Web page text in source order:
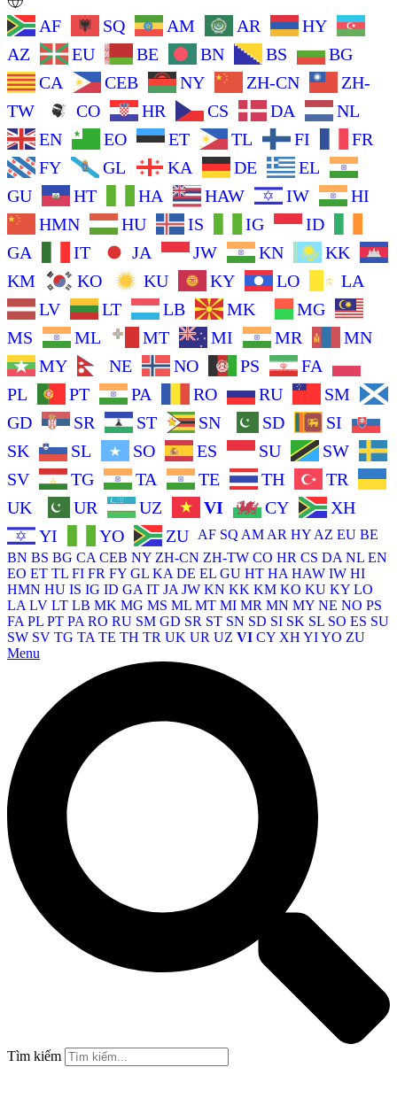
AF SQ AM AR
HY
AZ
EU BE BN BS
BG
CA
CEB NY ZH-CN
ZH-
TW
CO HR CS DA
NL
EN
EO ET TL FI
FR
FY
GL KA DE
EL
GU
HT HA HAW IW
HI
HMN
HU IS IG
ID
GA
IT JA JW KN
KK
KM
KO KU KY LO
LA
LV
LT LB MK
MG
MS
ML MT MI MR
MN
MY
NE NO PS
FA
PL
PT PA RO RU
SM
GD
SR ST SN SD
SI
SK
SL SO ES SU
SW
SV
TG TA TE TH
TR
UK
UR UZ VI CY
XH
YI
YO ZU AF SQ AM AR HY AZ EU BE
BN BS BG CA CEB NY ZH-CN ZH-TW CO HR CS DA NL EN
EO ET TL FI FR FY GL KA DE EL GU HT HA HAW IW HI
HMN HU IS IG ID GA IT JA JW KN KK KM KO KU KY LO
LA LV LT LB MK MG MS ML MT MI MR MN MY NE NO PS
FA PL PT PA RO RU SM GD SR ST SN SD SI SK SL SO ES SU
SW SV TG TA TE TH TR UK UR UZ VI CY XH YIYO ZU
Menu
Tìm kiếm